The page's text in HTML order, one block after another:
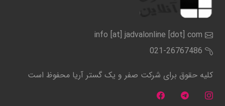
info [at] jadvalonline [dot] com
021-26767486
کلیه حقوق برای شرکت صفر و یک گستر آریا محفوظ است